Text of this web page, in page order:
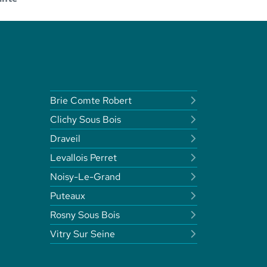
Brie Comte Robert
Clichy Sous Bois
Draveil
Levallois Perret
Noisy-Le-Grand
Puteaux
Rosny Sous Bois
Vitry Sur Seine